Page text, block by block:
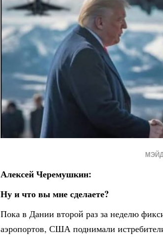
Алексей Черемушкин:
Ну и что вы мне сделаете?
Пока в Дании второй раз за неделю
аэропортов, США поднимали